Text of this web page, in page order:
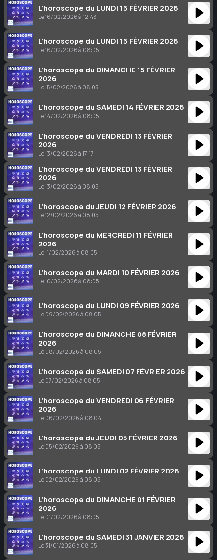
L’horoscope du LUNDI 16 FÉVRIER 2026
Le 16/02/2026 à 12:43
L’horoscope du LUNDI 16 FÉVRIER 2026
Le 16/02/2026 à 08:05
L’horoscope du DIMANCHE 15 FÉVRIER
2026
Le 15/02/2026 à 08:05
L’horoscope du SAMEDI 14 FÉVRIER 2026
Le 14/02/2026 à 08:05
L’horoscope du VENDREDI 13 FÉVRIER
2026
Le 13/02/2026 à 17:17
L’horoscope du VENDREDI 13 FÉVRIER
2026
Le 13/02/2026 à 08:05
L’horoscope du JEUDI 12 FÉVRIER 2026
Le 12/02/2026 à 08:05
L’horoscope du MERCREDI 11 FÉVRIER
2026
Le 11/02/2026 à 08:05
L’horoscope du MARDI 10 FÉVRIER 2026
Le 10/02/2026 à 08:05
L’horoscope du LUNDI 09 FÉVRIER 2026
Le 09/02/2026 à 08:05
L’horoscope du DIMANCHE 08 FÉVRIER
2026
Le 08/02/2026 à 08:05
L’horoscope du SAMEDI 07 FÉVRIER 2026
Le 07/02/2026 à 08:05
L’horoscope du VENDREDI 06 FÉVRIER
2026
Le 06/02/2026 à 08:04
L’horoscope du JEUDI 05 FÉVRIER 2026
Le 05/02/2026 à 08:05
L’horoscope du LUNDI 02 FÉVRIER 2026
Le 02/02/2026 à 08:05
L’horoscope du DIMANCHE 01 FÉVRIER
2026
Le 01/02/2026 à 08:05
L’horoscope du SAMEDI 31 JANVIER 2026
Le 31/01/2026 à 08:05